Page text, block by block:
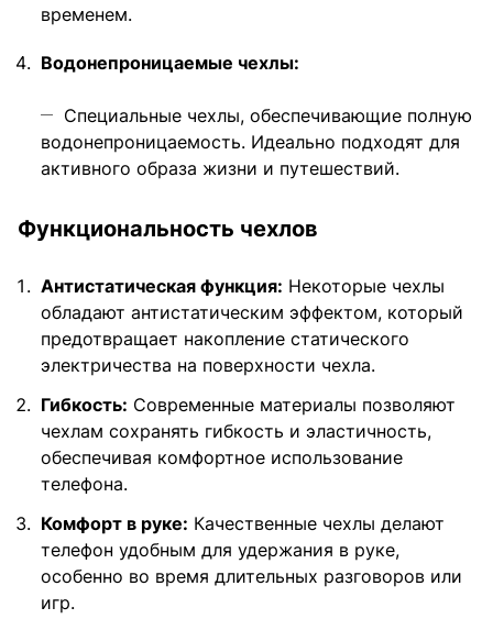
временем.
Водонепроницаемые чехлы:
Специальные чехлы, обеспечивающие полную
водонепроницаемость. Идеально подходят для
активного образа жизни и путешествий.
Функциональность чехлов
Антистатическая функция: Некоторые чехлы
обладают антистатическим эффектом, который
предотвращает накопление статического
электричества на поверхности чехла.
Гибкость: Современные материалы позволяют
чехлам сохранять гибкость и эластичность,
обеспечивая комфортное использование
телефона.
Комфорт в руке: Качественные чехлы делают
телефон удобным для удержания в руке,
особенно во время длительных разговоров или
игр.